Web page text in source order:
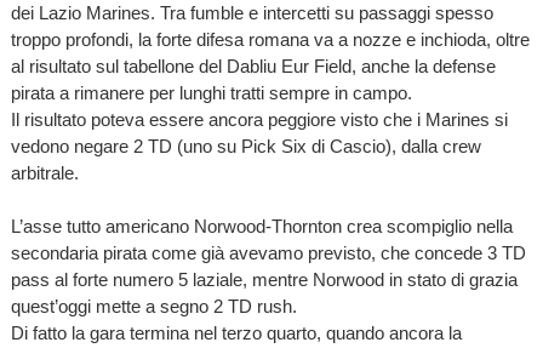
dei Lazio Marines. Tra fumble e intercetti su passaggi spesso
troppo profondi, la forte difesa romana va a nozze e inchioda, oltre
al risultato sul tabellone del Dabliu Eur Field, anche la defense
pirata a rimanere per lunghi tratti sempre in campo.
Il risultato poteva essere ancora peggiore visto che i Marines si
vedono negare 2 TD (uno su Pick Six di Cascio), dalla crew
arbitrale.
L’asse tutto americano Norwood-Thornton crea scompiglio nella
secondaria pirata come già avevamo previsto, che concede 3 TD
pass al forte numero 5 laziale, mentre Norwood in stato di grazia
quest’oggi mette a segno 2 TD rush.
Di fatto la gara termina nel terzo quarto, quando ancora la